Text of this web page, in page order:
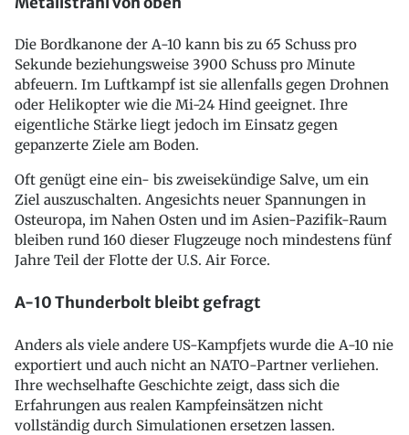
Die Bordkanone der A-10 kann bis zu 65 Schuss pro
Sekunde beziehungsweise 3900 Schuss pro Minute
abfeuern. Im Luftkampf ist sie allenfalls gegen Drohnen
oder Helikopter wie die Mi-24 Hind geeignet. Ihre
eigentliche Stärke liegt jedoch im Einsatz gegen
gepanzerte Ziele am Boden.
Oft genügt eine ein- bis zweisekündige Salve, um ein
Ziel auszuschalten. Angesichts neuer Spannungen in
Osteuropa, im Nahen Osten und im Asien-Pazifik-Raum
bleiben rund 160 dieser Flugzeuge noch mindestens fünf
Jahre Teil der Flotte der U.S. Air Force.
A-10 Thunderbolt bleibt gefragt
Anders als viele andere US-Kampfjets wurde die A-10 nie
exportiert und auch nicht an NATO-Partner verliehen.
Ihre wechselhafte Geschichte zeigt, dass sich die
Erfahrungen aus realen Kampfeinsätzen nicht
vollständig durch Simulationen ersetzen lassen.